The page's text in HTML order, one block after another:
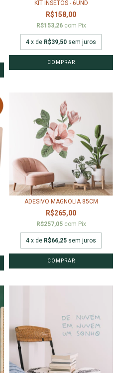
KIT INSETOS - 6UND
R$158,00
R$153,26 com Pix
4 x de R$39,50 sem juros
ADESIVO MAGNÓLIA 85CM
R$265,00
R$257,05 com Pix
4 x de R$66,25 sem juros